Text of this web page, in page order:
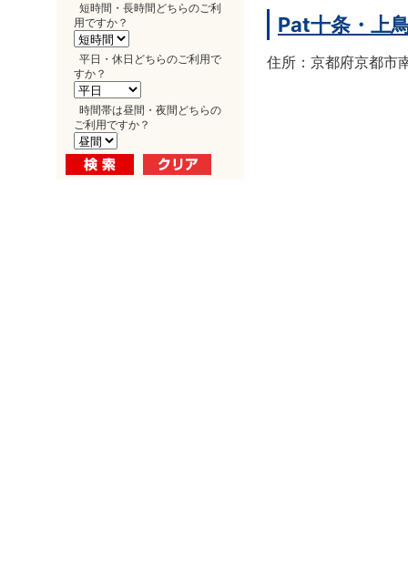
短時間・長時間どちらのご利
用ですか？
平日・休日どちらのご利用で
すか？
時間帯は昼間・夜間どちらの
ご利用ですか？
Pat十条・上
住所：京都府京都市